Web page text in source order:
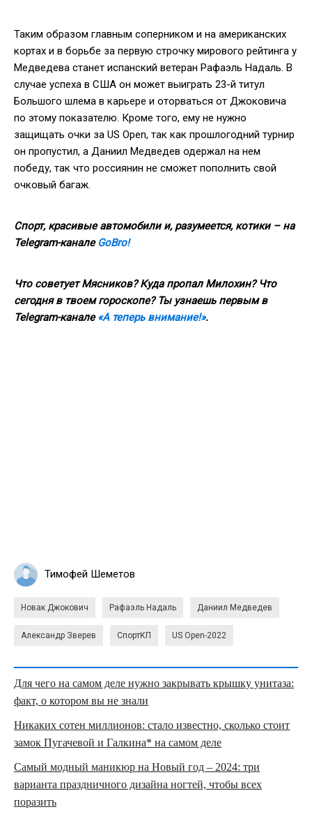
Таким образом главным соперником и на американских
кортах и в борьбе за первую строчку мирового рейтинга у
Медведева станет испанский ветеран Рафаэль Надаль. В
случае успеха в США он может выиграть 23-й титул
Большого шлема в карьере и оторваться от Джоковича
по этому показателю. Кроме того, ему не нужно
защищать очки за US Open, так как прошлогодний турнир
он пропустил, а Даниил Медведев одержал на нем
победу, так что россиянин не сможет пополнить свой
очковый багаж.
Спорт, красивые автомобили и, разумеется, котики – на
Telegram-канале GoBro!
Что советует Мясников? Куда пропал Милохин? Что
сегодня в твоем гороскопе? Ты узнаешь первым в
Telegram-канале«А теперь внимание!».
Тимофей Шеметов
Новак Джокович Рафаэль Надаль Даниил Медведев
Александр Зверев СпортКП US Open-2022
Для чего на самом деле нужно закрывать крышку унитаза:
факт, о котором вы не знали
Никаких сотен миллионов: стало известно, сколько стоит
замок Пугачевой и Галкина* на самом деле
Самый модный маникюр на Новый год – 2024: три
варианта праздничного дизайна ногтей, чтобы всех
поразить